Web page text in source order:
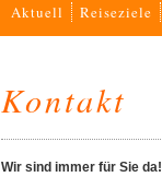
Navigation
Aktuell Reiseziele
Kontakt
Wir sind immer für Sie da!